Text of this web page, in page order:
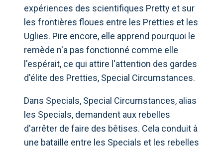
expériences des scientifiques Pretty et sur
les frontières floues entre les Pretties et les
Uglies. Pire encore, elle apprend pourquoi le
remède n'a pas fonctionné comme elle
l'espérait, ce qui attire l'attention des gardes
d'élite des Pretties, Special Circumstances.
Dans Specials, Special Circumstances, alias
les Specials, demandent aux rebelles
d'arrêter de faire des bêtises. Cela conduit à
une bataille entre les Specials et les rebelles